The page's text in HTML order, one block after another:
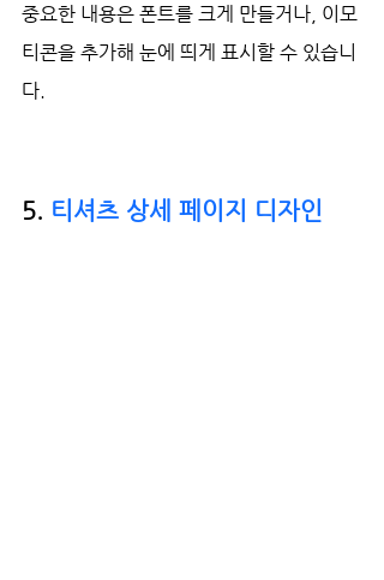
중요한 내용은 폰트를 크게 만들거나, 이모
티콘을 추가해 눈에 띄게 표시할 수 있습니
다.
5. 티셔츠 상세 페이지 디자인